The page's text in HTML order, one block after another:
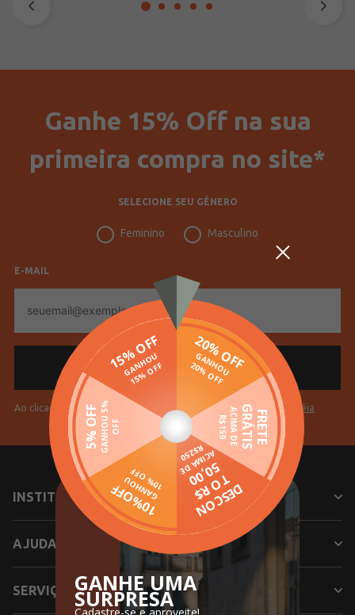
Ganhe 15% Off na sua
primeira compra no site*
SELECIONE SEU GÊNERO
Feminino Masculino
E-MAIL
mail
Ao clicar em "Cadastrar" você aceita os Termos de Uso da Pompéia
INSTITUCIONAL
AJUDA
SERVIÇOS